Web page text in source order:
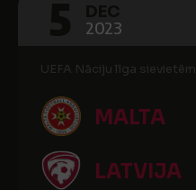
2023
UEFA Nāciju līga sievietēm
MALTA
LATVIJA